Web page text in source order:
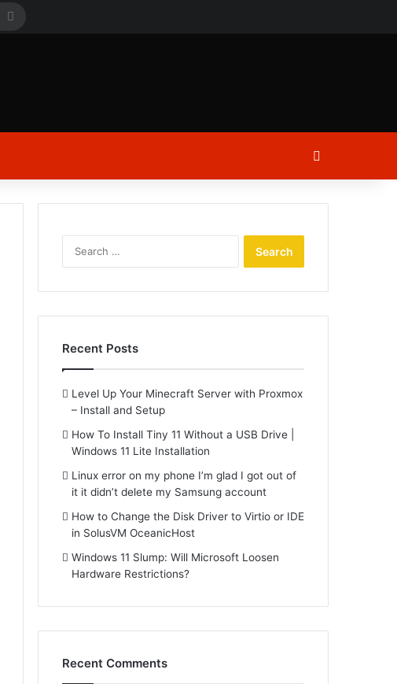
Search
Recent Posts
Level Up Your Minecraft Server with Proxmox
– Install and Setup
How To Install Tiny 11 Without a USB Drive |
Windows 11 Lite Installation
Linux error on my phone I’m glad I got out of
it it didn’t delete my Samsung account
How to Change the Disk Driver to Virtio or IDE
in SolusVM OceanicHost
Windows 11 Slump: Will Microsoft Loosen
Hardware Restrictions?
Recent Comments